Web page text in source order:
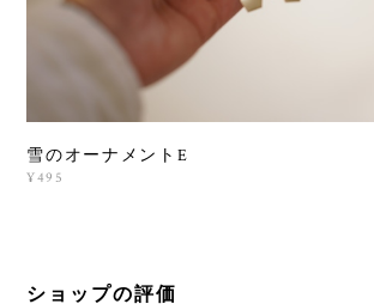
雪のオーナメントE
¥495
ショップの評価